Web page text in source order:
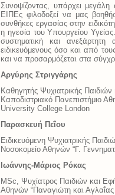
Συνοψίζοντας, υπάρχει
ΕΙΠΕς φιλοδοξεί να μας
συνθήκες εργασίας στην
η ηγεσία του Υπουργείου
συστηματική και ανεξάρτητη
ειδικευόμενους όσο και από
και να προσαρμόζεται στα
Αργύρης Στριγγάρης
Καθηγητής Ψυχιατρικής Παιδιών
Καποδιστριακό Πανεπιστήμιο
University College London
Παρασκευή Πεΐου
Ειδικευόμενη Ψυχιατρικής
Νοσοκομείο Αθηνών “Γ.
Ιωάννης-Μάριος Ρόκας
MSc, Ψυχίατρος Παιδιών και
Αθηνών “Παναγιώτη και